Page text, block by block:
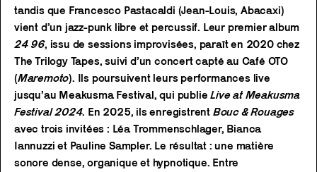
tandis que Francesco Pastacaldi (Jean-Louis, Abacaxi)
vient d’un jazz-punk libre et percussif. Leur premier album
24 96, issu de sessions improvisées, paraît en 2020 chez
The Trilogy Tapes, suivi d’un concert capté au Café OTO
(Maremoto). Ils poursuivent leurs performances live
jusqu’au Meakusma Festival, qui publieLive at Meakusma
Festival 2024. En 2025, ils enregistrent Bouc & Rouages
avec trois invitées : Léa Trommenschlager, Bianca
Iannuzzi et Pauline Sampler. Le résultat : une matière
sonore dense, organique et hypnotique.​ Entre